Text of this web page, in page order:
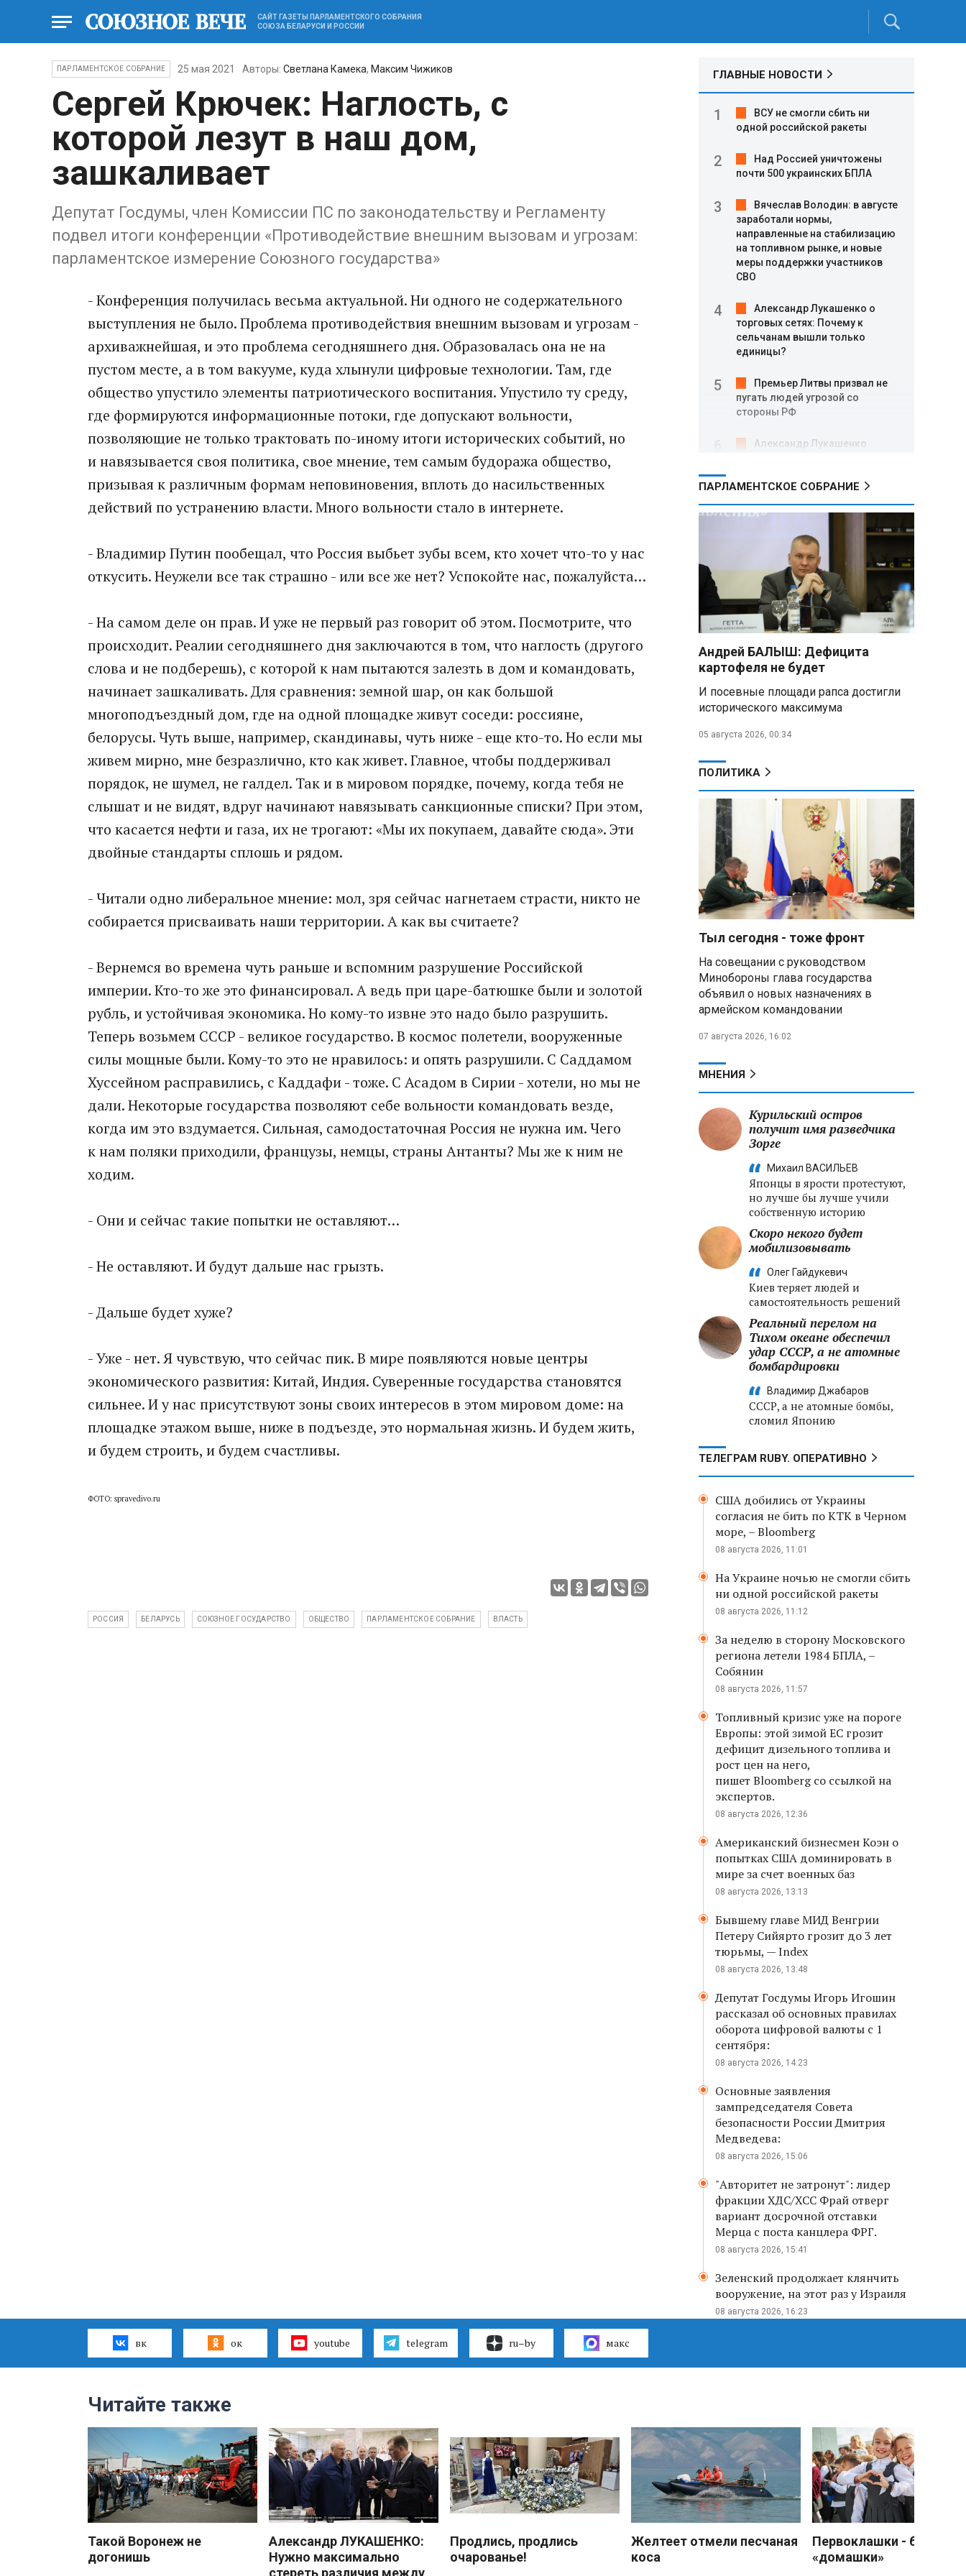
САЙТ ГАЗЕТЫ ПАРЛАМЕНТСКОГО СОБРАНИЯ
СОЮЗА БЕЛАРУСИ И РОССИИ
ПАРЛАМЕНТСКОЕ СОБРАНИЕ 25 мая 2021 Авторы:Светлана Камека, Максим Чижиков
Сергей Крючек: Наглость, с
которой лезут в наш дом,
зашкаливает
Депутат Госдумы, член Комиссии ПС по законодательству и Регламенту
подвел итоги конференции «Противодействие внешним вызовам и угрозам:
парламентское измерение Союзного государства»
- Конференция получилась весьма актуальной. Ни одного не содержательного
выступления не было. Проблема противодействия внешним вызовам и угрозам -
архиважнейшая, и это проблема сегодняшнего дня. Образовалась она не на
пустом месте, а в том вакууме, куда хлынули цифровые технологии. Там, где
общество упустило элементы патриотического воспитания. Упустило ту среду,
где формируются информационные потоки, где допускают вольности,
позволяющие не только трактовать по-иному итоги исторических событий, но
и навязывается своя политика, свое мнение, тем самым будоража общество,
призывая к различным формам неповиновения, вплоть до насильственных
действий по устранению власти. Много вольности стало в интернете.
- Владимир Путин пообещал, что Россия выбьет зубы всем, кто хочет что-то у нас
откусить. Неужели все так страшно - или все же нет? Успокойте нас, пожалуйста…
- На самом деле он прав. И уже не первый раз говорит об этом. Посмотрите, что
происходит. Реалии сегодняшнего дня заключаются в том, что наглость (другого
слова и не подберешь), с которой к нам пытаются залезть в дом и командовать,
начинает зашкаливать. Для сравнения: земной шар, он как большой
многоподъездный дом, где на одной площадке живут соседи: россияне,
белорусы. Чуть выше, например, скандинавы, чуть ниже - еще кто-то. Но если мы
живем мирно, мне безразлично, кто как живет. Главное, чтобы поддерживал
порядок, не шумел, не галдел. Так и в мировом порядке, почему, когда тебя не
слышат и не видят, вдруг начинают навязывать санкционные списки? При этом,
что касается нефти и газа, их не трогают: «Мы их покупаем, давайте сюда». Эти
двойные стандарты сплошь и рядом.
- Читали одно либеральное мнение: мол, зря сейчас нагнетаем страсти, никто не
собирается присваивать наши территории. А как вы считаете?
- Вернемся во времена чуть раньше и вспомним разрушение Российской
империи. Кто-то же это финансировал. А ведь при царе-батюшке были и золотой
рубль, и устойчивая экономика. Но кому-то извне это надо было разрушить.
Теперь возьмем СССР - великое государство. В космос полетели, вооруженные
силы мощные были. Кому-то это не нравилось: и опять разрушили. С Саддамом
Хуссейном расправились, с Каддафи - тоже. С Асадом в Сирии - хотели, но мы не
дали. Некоторые государства позволяют себе вольности командовать везде,
когда им это вздумается. Сильная, самодостаточная Россия не нужна им. Чего
к нам поляки приходили, французы, немцы, страны Антанты? Мы же к ним не
ходим.
- Они и сейчас такие попытки не оставляют…
- Не оставляют. И будут дальше нас грызть.
- Дальше будет хуже?
- Уже - нет. Я чувствую, что сейчас пик. В мире появляются новые центры
экономического развития: Китай, Индия. Суверенные государства становятся
сильнее. И у нас присутствуют зоны своих интересов в этом мировом доме: на
площадке этажом выше, ниже в подъезде, это нормальная жизнь. И будем жить,
и будем строить, и будем счастливы.
ФОТО: spravedivo.ru
РОССИЯ БЕЛАРУСЬ СОЮЗНОЕ ГОСУДАРСТВО ОБЩЕСТВО ПАРЛАМЕНТСКОЕ СОБРАНИЕ ВЛАСТЬ
ГЛАВНЫЕ НОВОСТИ
ВСУ не смогли сбить ни
одной российской ракеты
Над Россией уничтожены
почти 500 украинских БПЛА
Вячеслав Володин: в августе
заработали нормы,
направленные на стабилизацию
на топливном рынке, и новые
меры поддержки участников
СВО
Александр Лукашенко о
торговых сетях: Почему к
сельчанам вышли только
единицы?
Премьер Литвы призвал не
пугать людей угрозой со
стороны РФ
Александр Лукашенко
НАТО
В Белгородской области при
новых атаках ВСУ пострадали
еще четыре человека
Александр Лукашенко о
работе Белкоопсоюза: «Если это
так, это жуть»
самых популярных зарубежных
городов у российских туристов
Минобороны РФ: при
освобождении Анискино ВСУ
военных сдалась в плен
Александр Лукашенко:
Россияне «услышали батьку» и
скупают пустующие дома в
белорусских деревнях
Алесандр Лукашенко назвал
работу сельской торговли
«неудовлетворительной» и
возмутился «просрочкой и
тухлятиной»
Владимир Путин обсудил с
меры по защите инфраструктуры
от терактов
Минобороны РФ: «Искандер»
ВСУ в Днепропетровской
e‑торговле, биржевому рынку и
ученым званиям
ПАРЛАМЕНТСКОЕ СОБРАНИЕ
Андрей БАЛЫШ: Дефицита
картофеля не будет
И посевные площади рапса достигли
исторического максимума
05 августа 2026, 00:34
ПОЛИТИКА
Тыл сегодня - тоже фронт
На совещании с руководством
Минобороны глава государства
объявил о новых назначениях в
армейском командовании
07 августа 2026, 16:02
МНЕНИЯ
Курильский остров
получит имя разведчика
Зорге
Михаил ВАСИЛЬЕВ
Японцы в ярости протестуют,
но лучше бы лучше учили
собственную историю
Скоро некого будет
мобилизовывать
Олег Гайдукевич
Киев теряет людей и
самостоятельность решений
Реальный перелом на
Тихом океане обеспечил
удар СССР, а не атомные
бомбардировки
Владимир Джабаров
СССР, а не атомные бомбы,
сломил Японию
ТЕЛЕГРАМ RUBY. ОПЕРАТИВНО
США добились от Украины
согласия не бить по КТК в Черном
море, – Bloomberg
08 августа 2026, 11:01
На Украине ночью не смогли сбить
ни одной российской ракеты
08 августа 2026, 11:12
За неделю в сторону Московского
региона летели 1984 БПЛА, –
Собянин
08 августа 2026, 11:57
Топливный кризис уже на пороге
Европы: этой зимой ЕС грозит
дефицит дизельного топлива и
рост цен на него,
пишет Bloomberg со ссылкой на
экспертов.
08 августа 2026, 12:36
Американский бизнесмен Коэн о
попытках США доминировать в
мире за счет военных баз
08 августа 2026, 13:13
Бывшему главе МИД Венгрии
Петеру Сийярто грозит до 3 лет
тюрьмы, — Index
08 августа 2026, 13:48
Депутат Госдумы Игорь Игошин
рассказал об основных правилах
оборота цифровой валюты с 1
сентября:
08 августа 2026, 14:23
Основные заявления
зампредседателя Совета
безопасности России Дмитрия
Медведева:
08 августа 2026, 15:06
"Авторитет не затронут": лидер
фракции ХДС/ХСС Фрай отверг
вариант досрочной отставки
Мерца с поста канцлера ФРГ.
08 августа 2026, 15:41
Зеленский продолжает клянчить
вооружение, на этот раз у Израиля
08 августа 2026, 16:23
вк ок youtube telegram ru–by макс
Читайте также
Такой Воронеж не
догонишь
Александр ЛУКАШЕНКО:
Нужно максимально
Продлись, продлись
очарованье!
Желтеет отмели песчаная
коса
Первоклашки - без
«домашки»